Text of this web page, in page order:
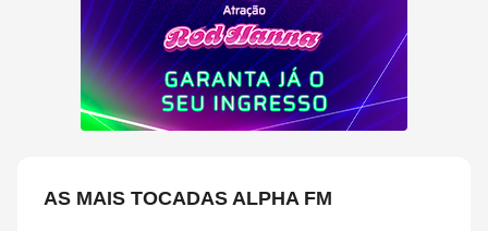
AS MAIS TOCADAS ALPHA FM